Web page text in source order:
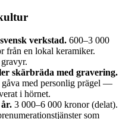
verkstad. 600–3 000
från en lokal keramiker.
skärbräda med gravering.
med personlig prägel —
i hörnet.
3 000–6 000 kronor (delat).
som